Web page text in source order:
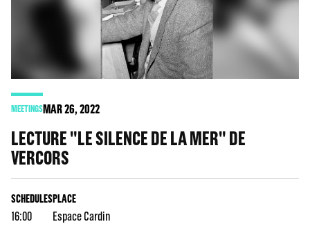
MEETINGSMAR26, 2022
LECTURE "LE SILENCE DE LA MER" DE
VERCORS
SCHEDULES
16:00
PLACE
Espace Cardin